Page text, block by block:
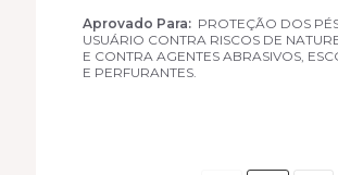
Aprovado Para: PROTEÇÃO DOS
USUÁRIO CONTRA RISCOS DE
E CONTRA AGENTES ABRASIVOS,
E PERFURANTES.